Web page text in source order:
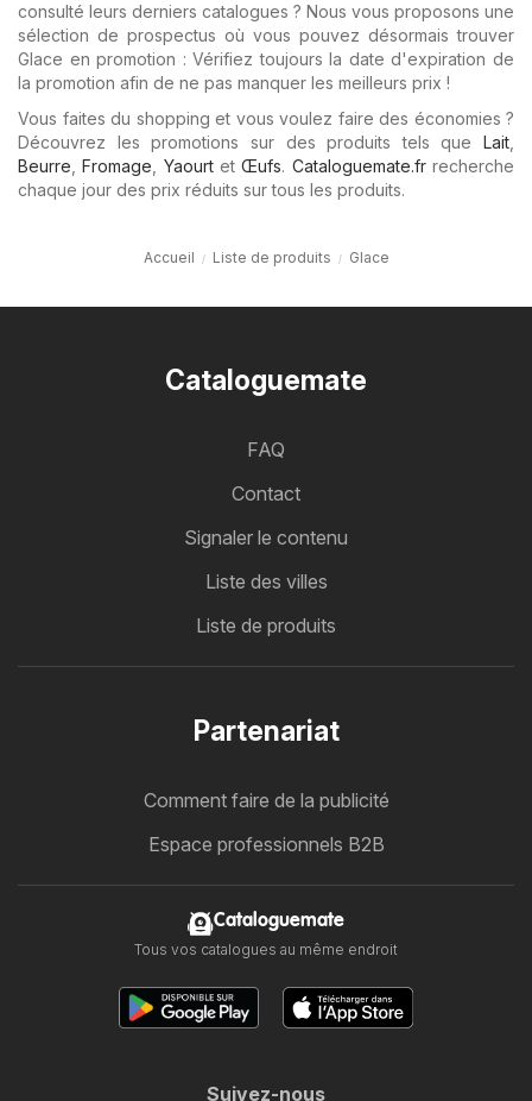
consulté leurs derniers catalogues ? Nous vous proposons une
sélection de prospectus où vous pouvez désormais trouver
Glace en promotion : Vérifiez toujours la date d'expiration de
la promotion afin de ne pas manquer les meilleurs prix !
Vous faites du shopping et vous voulez faire des économies ?
Découvrez les promotions sur des produits tels que Lait
Beurre ,Fromage YaourtetŒufs. Cataloguemate.frrecherche
chaque jour des prix réduits sur tous les produits.
Accueil Liste de produits Glace
Cataloguemate
FAQ
Contact
Signaler le contenu
Liste des villes
Liste de produits
Partenariat
Comment faire de la publicité
Espace professionnels B2B
Cataloguemate
Tous vos catalogues au même endroit
Suivez-nous